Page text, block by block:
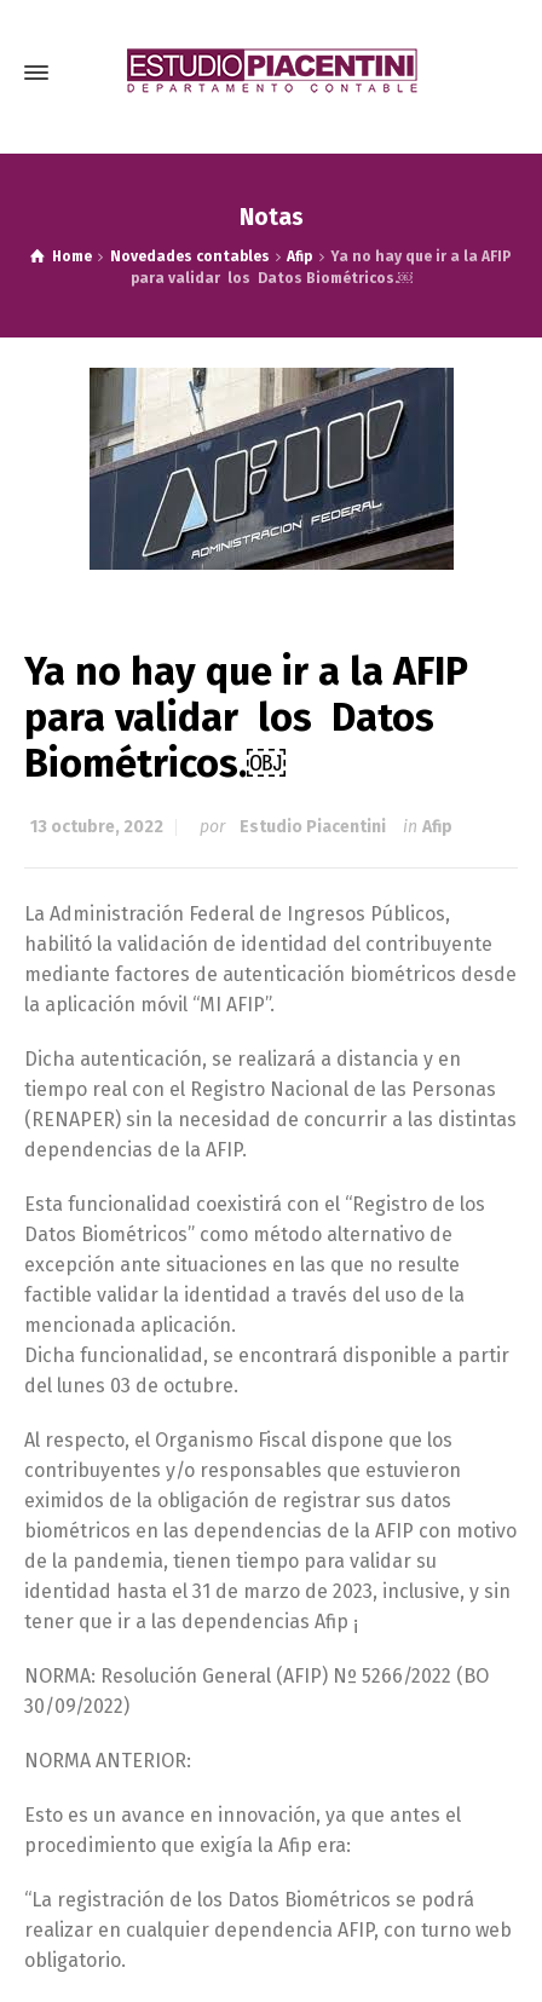
Notas
Home Novedades contables Afip
Ya no hay que ir a la AFIP
para validar los Datos Biométricos.￼
Ya no hay que ir a la AFIP
para validar los Datos
Biométricos.￼
13 octubre, 2022 por Estudio Piacentini in Afip
La Administración Federal de Ingresos Públicos,
habilitó la validación de identidad del contribuyente
mediante factores de autenticación biométricos desde
la aplicación móvil “MI AFIP”.
Dicha autenticación, se realizará a distancia y en
tiempo real con el Registro Nacional de las Personas
(RENAPER) sin la necesidad de concurrir a las distintas
dependencias de la AFIP.
Esta funcionalidad coexistirá con el “Registro de los
Datos Biométricos” como método alternativo de
excepción ante situaciones en las que no resulte
factible validar la identidad a través del uso de la
mencionada aplicación.
Dicha funcionalidad, se encontrará disponible a partir
del lunes 03 de octubre.
Al respecto, el Organismo Fiscal dispone que los
contribuyentes y/o responsables que estuvieron
eximidos de la obligación de registrar sus datos
biométricos en las dependencias de la AFIP con motivo
de la pandemia, tienen tiempo para validar su
identidad hasta el 31 de marzo de 2023, inclusive, y sin
tener que ir a las dependencias Afip ¡
NORMA: Resolución General (AFIP) Nº 5266/2022 (BO
30/09/2022)
NORMA ANTERIOR:
Esto es un avance en innovación, ya que antes el
procedimiento que exigía la Afip era:
“La registración de los Datos Biométricos se podrá
realizar en cualquier dependencia AFIP, con turno web
obligatorio.